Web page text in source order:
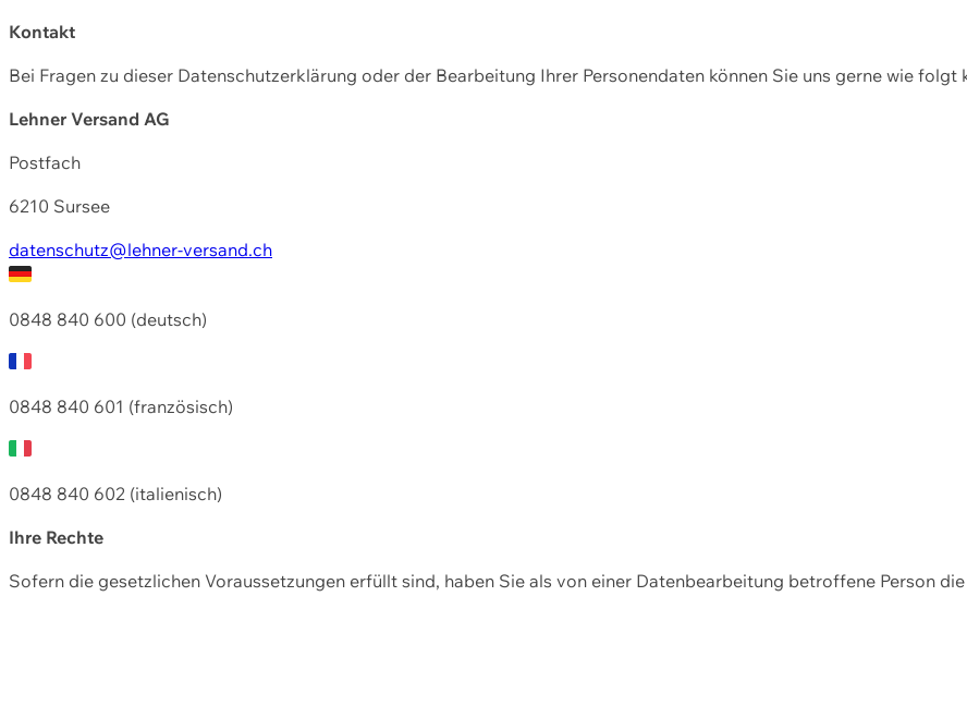
Kontakt
Bei Fragen zu dieser Datenschutzerklärung oder der Bearbeitung Ihrer Personendaten können Sie uns gerne wie folgt
Lehner Versand AG
Postfach
6210 Sursee
datenschutz@lehner-versand.ch
0848 840 600 (deutsch)
0848 840 601 (französisch)
0848 840 602 (italienisch)
Ihre Rechte
Sofern die gesetzlichen Voraussetzungen erfüllt sind, haben Sie als von einer Datenbearbeitung betroffene Person